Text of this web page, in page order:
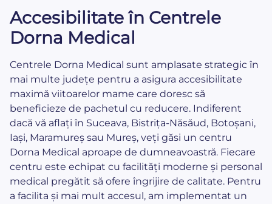
Accesibilitate în Centrele
Dorna Medical
Centrele Dorna Medical sunt amplasate strategic în
mai multe județe pentru a asigura accesibilitate
maximă viitoarelor mame care doresc să
beneficieze de pachetul cu reducere. Indiferent
dacă vă aflați în Suceava, Bistrița-Năsăud, Botoșani,
Iași, Maramureș sau Mureș, veți găsi un centru
Dorna Medical aproape de dumneavoastră. Fiecare
centru este echipat cu facilități moderne și personal
medical pregătit să ofere îngrijire de calitate. Pentru
a facilita și mai mult accesul, am implementat un